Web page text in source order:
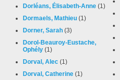
Dorléans, Élisabeth-Anne (1)
Dormaels, Mathieu (1)
Dorner, Sarah (3)
Dorol-Beauroy-Eustache,
Ophély (1)
Dorval, Alec (1)
Dorval, Catherine (1)